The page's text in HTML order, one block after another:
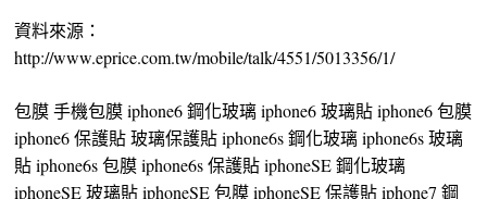
資料來源：
http://www.eprice.com.tw/mobile/talk/4551/5013356/1/
包膜 手機包膜 iphone6 鋼化玻璃 iphone6 玻璃貼 iphone6 包膜
iphone6 保護貼 玻璃保護貼 iphone6s 鋼化玻璃 iphone6s 玻璃
貼 iphone6s 包膜 iphone6s 保護貼 iphoneSE 鋼化玻璃
iphoneSE 玻璃貼 iphoneSE 包膜 iphoneSE 保護貼 iphone7 鋼